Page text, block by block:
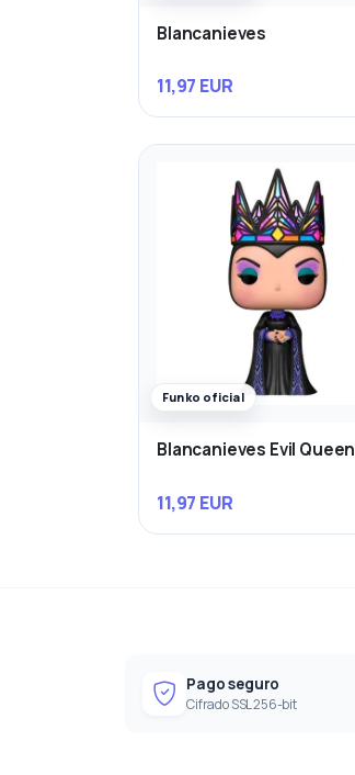
Blancanieves
11,97 EUR
Funko oficial
Blancanieves Evil Queen
11,97 EUR
Pago seguro
Cifrado SSL 256-bit